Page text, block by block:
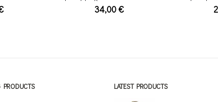
264,00€
PRODUCTS LATEST PRODUCTS